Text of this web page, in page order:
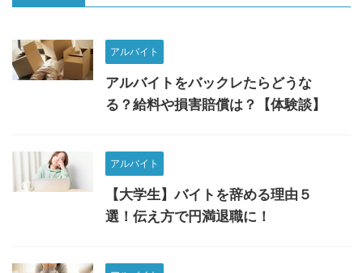
アルバイト
アルバイトをバックレたらどうな
る？給料や損害賠償は？【体験談】
アルバイト
【大学生】バイトを辞める理由５
選！伝え方で円満退職に！